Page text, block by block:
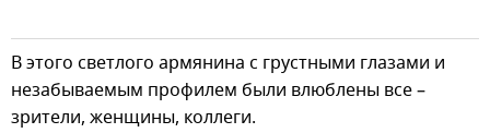
В этого светлого армянина с грустными глазами и
незабываемым профилем были влюблены все –
зрители, женщины, коллеги.